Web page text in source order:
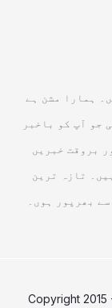
ہمارا مشن ہے
جو آپ کو باخبر
بروقت خبریں
تازہ ترین
بھرپور ہوں۔
© Copyright